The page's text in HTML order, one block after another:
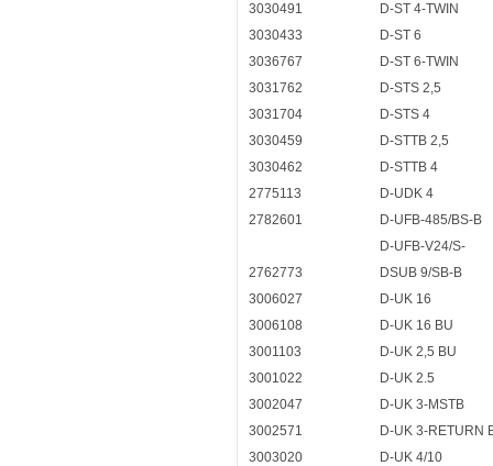
3030491
D-ST 4-TWIN
3030433
D-ST 6
3036767
D-ST 6-TWIN
3031762
D-STS 2,5
3031704
D-STS 4
3030459
D-STTB 2,5
3030462
D-STTB 4
2775113
D-UDK 4
2782601
D-UFB-485/BS-B
2762773
D-UFB-V24/S-
DSUB 9/SB-B
3006027
D-UK 16
3006108
D-UK 16 BU
3001103
D-UK 2,5 BU
3001022
D-UK 2.5
3002047
D-UK 3-MSTB
3002571
D-UK 3-RETURN
3003020
D-UK 4/10